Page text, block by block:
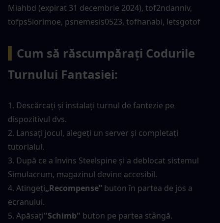
Miahbd (expirat 31 decembrie 2024), tof2ndanniv,
tofps5iorimoe, psnemesis0523, tofhanabi, letsgotof
Cum să răscumpărați Codurile
Turnului Fantasiei:
1. Descărcați și instalați turnul de fantezie pe
dispozitivul dvs.
2. Lansați jocul, alegeți un server și completați
tutorialul.
3. După ce a învins Steelspine și a deblocat sistemul
Simulacrum, magazinul devine accesibil.
4. Atingeți„Recompense” buton în partea de jos a
ecranului.
5. Apăsați"Schimb" buton pe partea stângă.